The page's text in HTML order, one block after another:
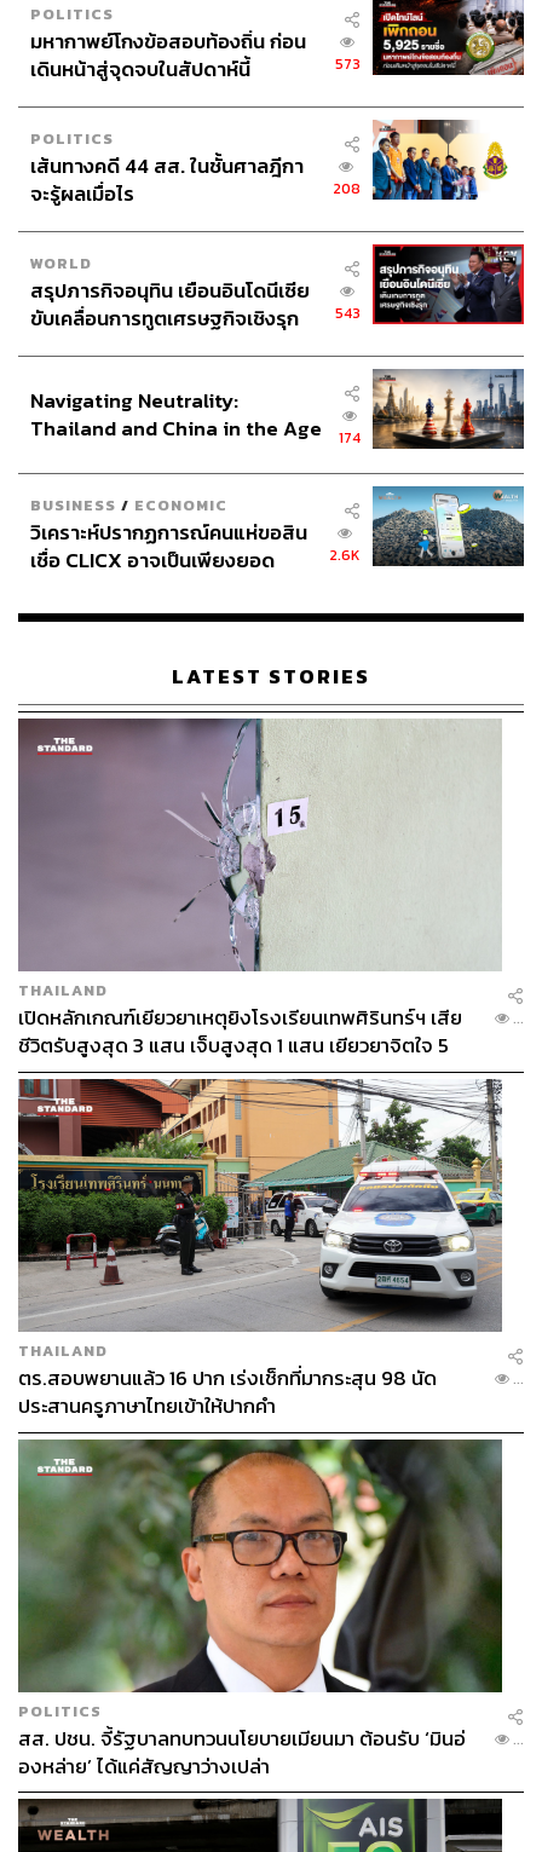
POLITICS
มหากาพย์โกงข้อสอบท้องถิ่น ก่อน
เดินหน้าสู่จุดจบในสัปดาห์นี้
573
POLITICS
เส้นทางคดี 44 สส. ในชั้นศาลฎีกา
จะรู้ผลเมื่อไร
208
WORLD
สรุปภารกิจอนุทิน เยือนอินโดนีเซีย
ขับเคลื่อนการทูตเศรษฐกิจเชิงรุก
543
Navigating Neutrality:
Thailand and China in the Age
174
BUSINESS / ECONOMIC
วิเคราะห์ปรากฏการณ์คนแห่ขอสิน
เชื่อ CLICX อาจเป็นเพียงยอด
เรือนไทยที่ถูกซุกไว้
2.6K
LATEST STORIES
THAILAND
เปิดหลักเกณฑ์เยียวยาเหตุยิงโรงเรียนเทพศิรินทร์ฯ เสีย
ชีวิตรับสูงสุด 3 แสน เจ็บสูงสุด 1 แสน เยียวยาจิตใจ 5
ระดับ
...
THAILAND
ตร.สอบพยานแล้ว 16 ปาก เร่งเช็กที่มากระสุน 98 นัด
ประสานครูภาษาไทยเข้าให้ปากคำ
...
POLITICS
สส. ปชน. จี้รัฐบาลทบทวนนโยบายเมียนมา ต้อนรับ ‘มินอ่
องหล่าย’ ได้แค่สัญญาว่างเปล่า
...